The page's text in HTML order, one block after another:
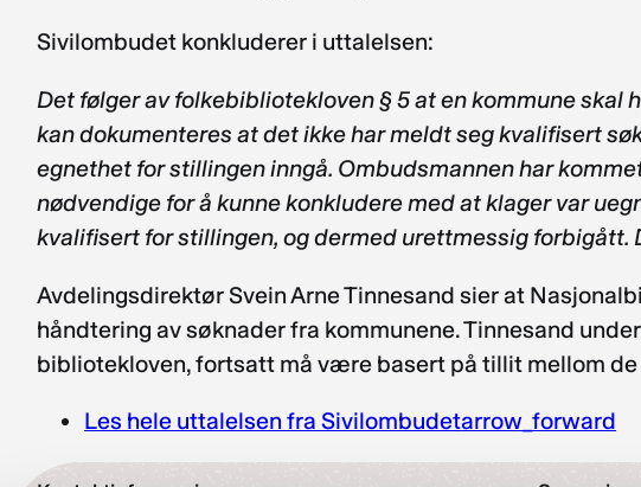
Sivilombudet konkluderer i uttalelsen:
Det følger av folkebibliotekloven § 5 at en kommune
kan dokumenteres at det ikke har meldt seg kvalifisert
egnethet for stillingen inngå. Ombudsmannen har
nødvendige for å kunne konkludere med at klager var
kvalifisert for stillingen, og dermed urettmessig
Avdelingsdirektør Svein Arne Tinnesand sier at
håndtering av søknader fra kommunene. Tinnesand
bibliotekloven, fortsatt må være basert på tillit mellom
Les hele uttalelsen fra Sivilombudetarrow_forward